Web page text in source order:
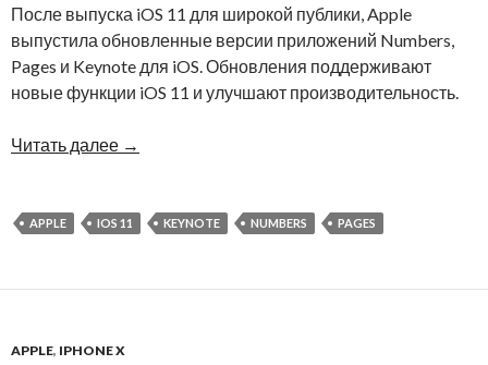
После выпуска iOS 11 для широкой публики, Apple
выпустила обновленные версии приложений Numbers,
Pages и Keynote для iOS. Обновления поддерживают
новые функции iOS 11 и улучшают производительность.
Читать далее →
APPLE IOS 11 KEYNOTE NUMBERS PAGES
APPLE, IPHONE X